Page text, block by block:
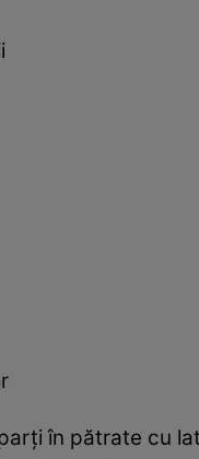
în pătrate cu